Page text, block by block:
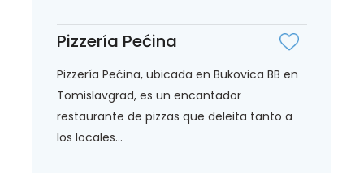
Pizzería Pećina
Pizzería Pećina, ubicada en Bukovica BB en
Tomislavgrad, es un encantador
restaurante de pizzas que deleita tanto a
los locales...